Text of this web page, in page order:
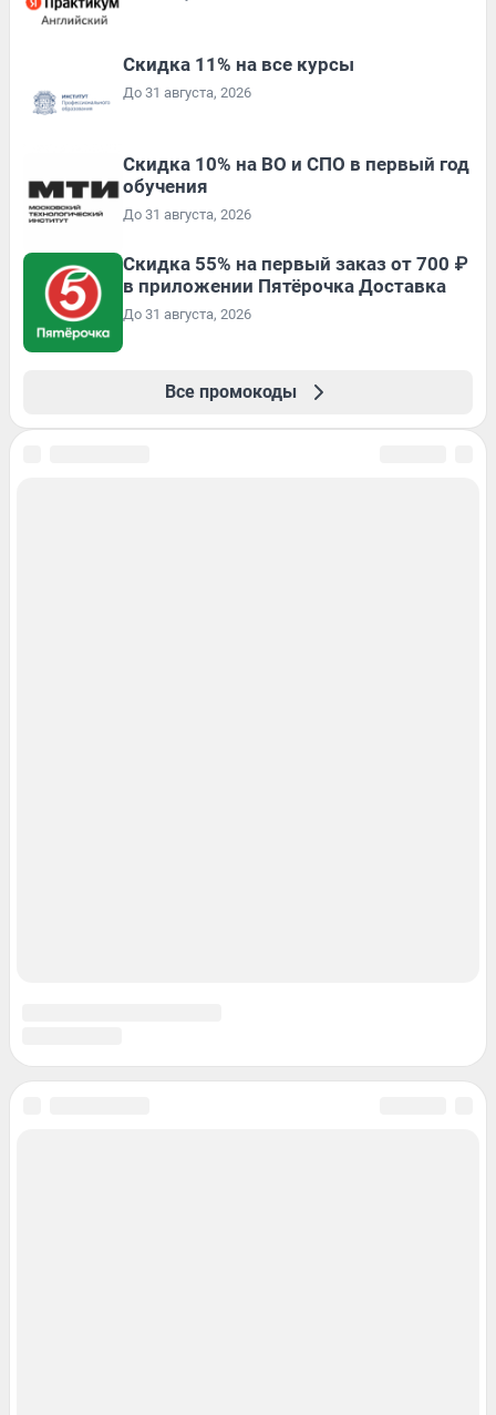
Скидка 11% на все курсы
До 31 августа, 2026
Скидка 10% на ВО и СПО в первый год
обучения
До 31 августа, 2026
Скидка 55% на первый заказ от 700 ₽
в приложении Пятёрочка Доставка
До 31 августа, 2026
Все промокоды